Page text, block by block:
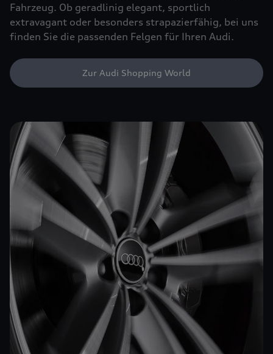
Fahrzeug. Ob geradlinig elegant, sportlich
extravagant oder besonders strapazierfähig, bei uns
finden Sie die passenden Felgen für Ihren Audi.
Zur Audi Shopping World